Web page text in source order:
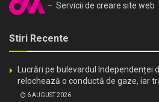
– Servicii de creare site web
Stiri Recente
Lucrări pe bulevardul Independenței
relochează o conductă de gaze, iar
6 AUGUST 2026